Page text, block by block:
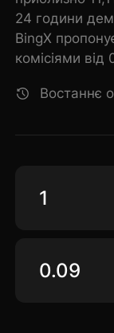
24 години
BingX
комісіями від
Востаннє